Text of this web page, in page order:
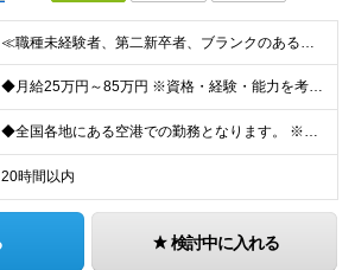
≪職種未経験者、第二新卒者、ブランクのある方歓迎！≫ ◆自動車整備士3級以上の資格をお持ちの方 学歴不問。 ◎自動車整備士資格必須 ◎整備経験者優遇 ※技術サポートが充実しており、経験年数は不問
◆月給25万円～85万円 ※資格・経験・能力を考慮の上、優遇 ※現年収・年齢・経験・資格・能力等、総合的に考慮し、決定します。 ※自動車整備の実務経験がある方はご相談ください！ ※試用期間有(同待遇/
◆全国各地にある空港での勤務となります。 ※希望を考慮し勤務先を決定いたします。 ※地域により空港内特殊車両の整備を空港外で行なう事もあります。 ★遠方からのご応募も歓迎です。引越など赴任に伴う
20時間以内
検討中に入れる